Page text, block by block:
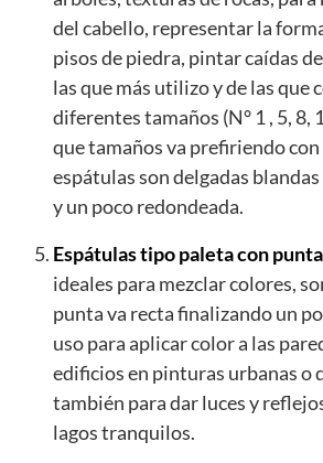
del cabello, representar la
pisos de piedra, pintar caídas
las que más utilizo y de las que
diferentes tamaños (N° 1 , 5, 8,
que tamaños va prefiriendo
espátulas son delgadas
y un poco redondeada.
Espátulas tipo paleta con
ideales para mezclar colores,
punta va recta finalizando un
uso para aplicar color a las
edificios en pinturas urbanas o
también para dar luces y
lagos tranquilos.